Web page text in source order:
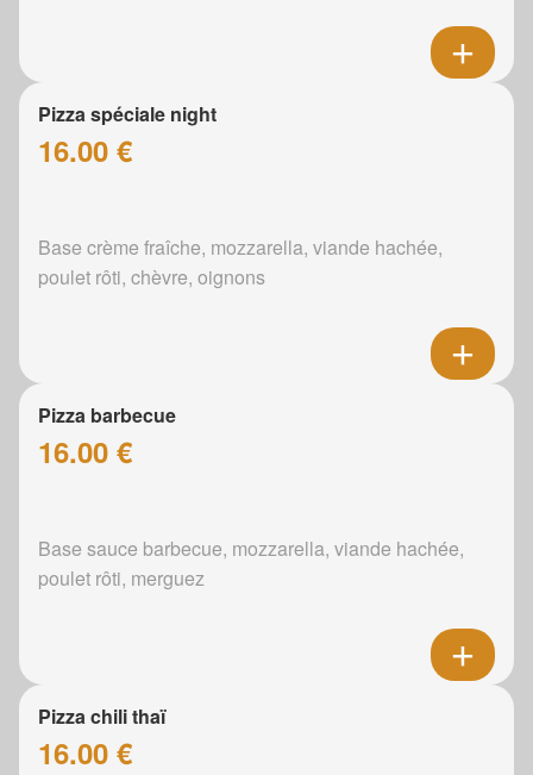
Pizza spéciale night
16.00 €
Base crème fraîche, mozzarella, viande hachée,
poulet rôti, chèvre, oignons
Pizza barbecue
16.00 €
Base sauce barbecue, mozzarella, viande hachée,
poulet rôti, merguez
Pizza chili thaï
16.00 €